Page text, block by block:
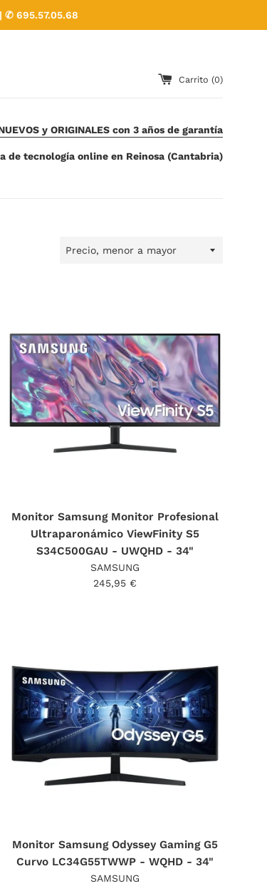
✆ 695.57.05.68
Carrito (0)
y ORIGINALES con 3 años de garantía
de tecnología online en Reinosa (Cantabria)
Ordenar
Monitor Samsung Monitor Profesional
Ultraparonámico ViewFinity S5
S34C500GAU - UWQHD - 34"
SAMSUNG
Precio
245,95 €
Monitor Samsung Odyssey Gaming G5
Curvo LC34G55TWWP - WQHD - 34"
SAMSUNG